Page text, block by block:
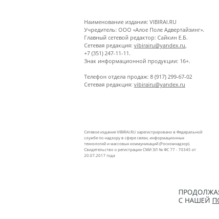
Наименование издания: VIBIRAI.RU
Учредитель: ООО «Алое Поле Адвертайзинг».
Главный сетевой редактор: Сайкин Е.Б.
Сетевая редакция: vibirairu@yandex.ru
+7 (351) 247-11-11.
Знак информационной продукции: 16+.
Телефон отдела продаж: 8 (917) 299-67-02
Сетевая редакция: vibirairu@yandex.ru
Сетевое издание VIBIRAI.RU зарегистрировано в Федеральной
службе по надзору в сфере связи, информационных
технологий и массовых коммуникаций (Роскомнадзор).
Свидетельство о регистрации СМИ ЭЛ № ФС 77 - 70345 от
20.07.2017 года
С НАШЕЙ